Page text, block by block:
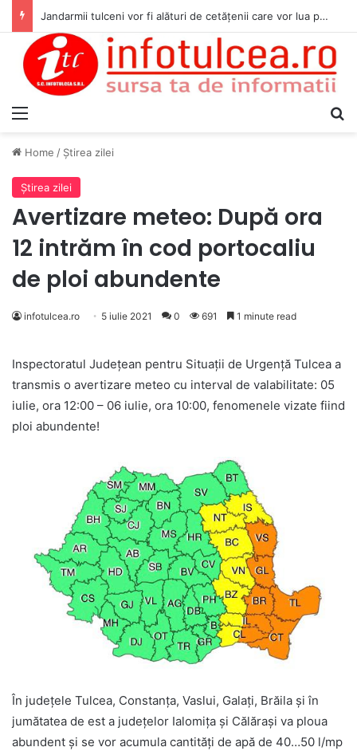
Jandarmii tulceni vor fi alături de cetățenii care vor lua parte la Festivalul Folk Țestos
Home / Ştirea zilei
Ştirea zilei
Avertizare meteo: După ora
12 intrăm în cod portocaliu
de ploi abundente
infotulcea.ro 5 iulie 2021 0 691 1 minute read
Inspectoratul Județean pentru Situații de Urgență Tulcea a
transmis o avertizare meteo cu interval de valabilitate: 05
iulie, ora 12:00 – 06 iulie, ora 10:00, fenomenele vizate fiind
ploi abundente!
În județele Tulcea, Constanța, Vaslui, Galați, Brăila și în
jumătatea de est a județelor Ialomița și Călărași va ploua
abundent și se vor acumula cantități de apă de 40…50 l/mp